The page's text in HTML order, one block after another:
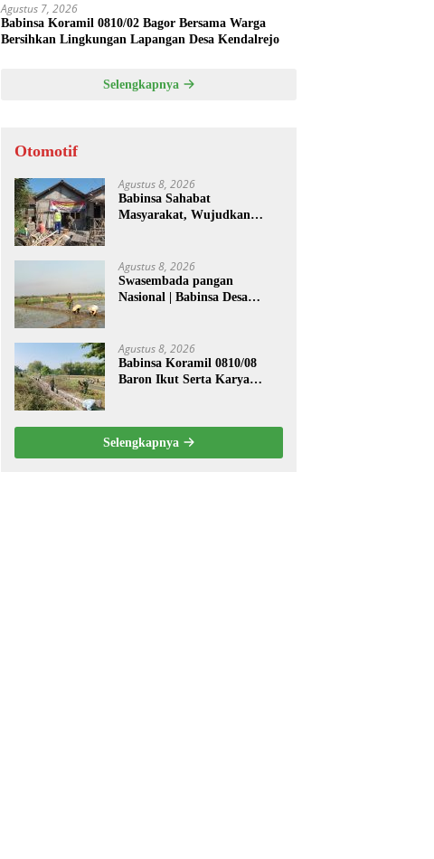
Agustus 7, 2026
Babinsa Koramil 0810/02 Bagor Bersama Warga
Bersihkan Lingkungan Lapangan Desa Kendalrejo
Selengkapnya
Otomotif
Agustus 8, 2026
Babinsa Sahabat
Masyarakat, Wujudkan
Agustus 8, 2026
Swasembada pangan
Nasional | Babinsa Desa
Ketahanan Pangan
Agustus 8, 2026
Babinsa Koramil 0810/08
Baron Ikut Serta Karya
Selengkapnya